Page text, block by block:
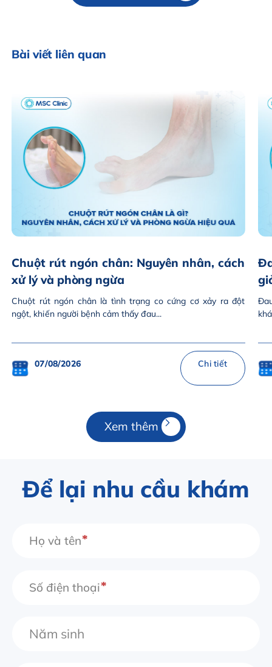
Bài viết liên quan
Chuột rút ngón chân: Nguyên nhân, cách
xử lý và phòng ngừa
Chuột rút ngón chân là tình trạng co cứng cơ xảy ra đột
ngột, khiến người bệnh cảm thấy đau...
07/08/2026 Chi tiết
Xem thêm
Để lại nhu cầu khám
Họ và tên
Số điện thoại